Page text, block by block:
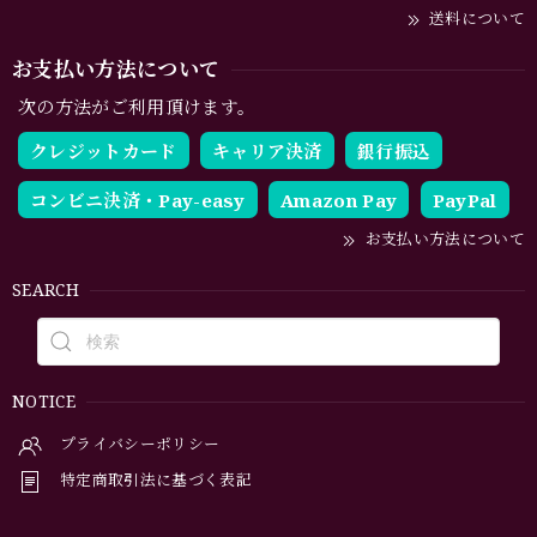
送料について
お支払い方法について
次の方法がご利用頂けます。
クレジットカード
キャリア決済 銀行振込
コンビニ決済・Pay-easy Amazon Pay PayPal
お支払い方法について
SEARCH
NOTICE
プライバシーポリシー
特定商取引法に基づく表記